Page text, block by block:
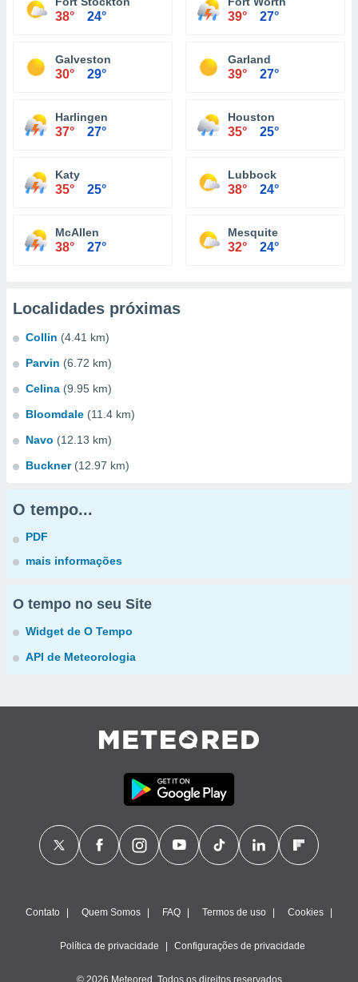
38° 24° 39° 27°
Galveston
30° 29°
Garland
39° 27°
Harlingen
37° 27°
Houston
35° 25°
Katy
35° 25°
Lubbock
38° 24°
McAllen
38° 27°
Mesquite
32° 24°
Localidades próximas
Collin (4.41 km)
Parvin (6.72 km)
Celina (9.95 km)
Bloomdale (11.4 km)
Navo (12.13 km)
Buckner (12.97 km)
O tempo...
PDF
mais informações
O tempo no seu Site
Widget de O Tempo
API de Meteorologia
Contato Quem Somos FAQ Termos de uso Cookies
Política de privacidade Configurações de privacidade
© 2026 Meteored. Todos os direitos reservados